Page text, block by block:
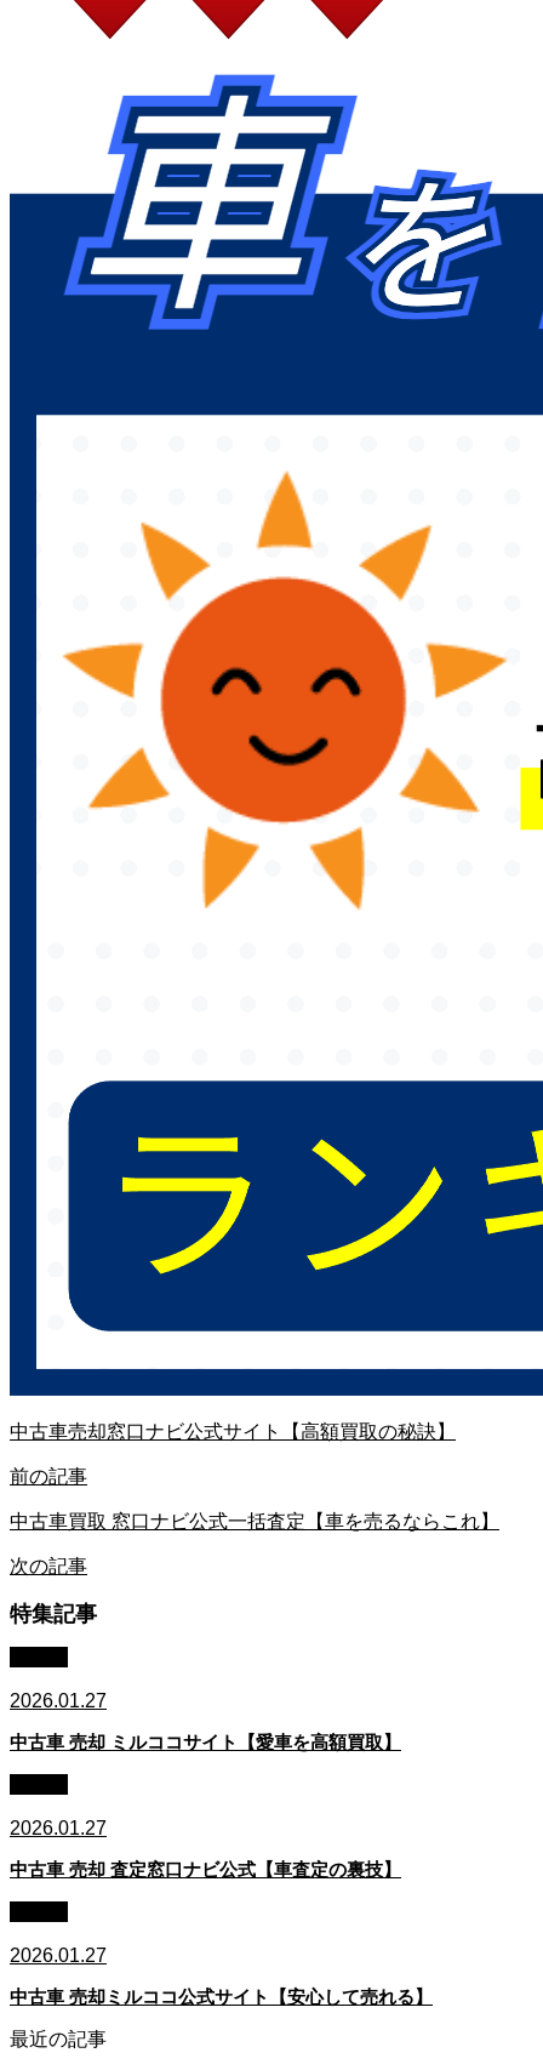
中古車売却窓口ナビ公式サイト【高額買取の秘訣】
前の記事
中古車買取 窓口ナビ公式一括査定【車を売るならこれ】
次の記事
特集記事
2026.01.27
中古車 売却 ミルココサイト【愛車を高額買取】
2026.01.27
中古車 売却 査定窓口ナビ公式【車査定の裏技】
2026.01.27
中古車 売却ミルココ公式サイト【安心して売れる】
最近の記事